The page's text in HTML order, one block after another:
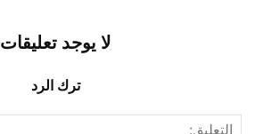
لا يوجد تعليقات
ترك الرد